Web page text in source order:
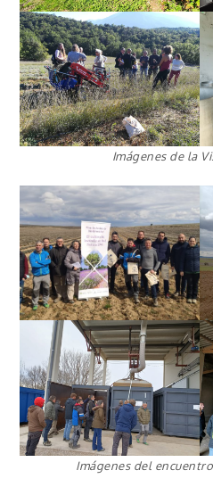
Imágenes de la
Imágenes del